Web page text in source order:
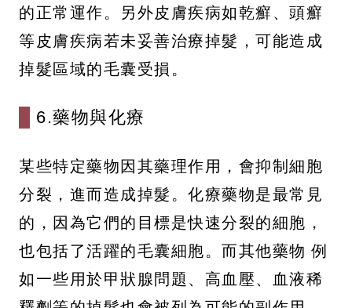
的正常運作。另外皮膚疾病如乾癬、頭癬
等皮膚疾病若未妥善治療掉髮，可能造成
掉髮區域的毛囊受損。
6.藥物與化療
某些特定藥物因其藥理作用，會抑制細胞
分裂，進而造成掉髮。化療藥物是最常見
的，因為它們的目標是快速分裂的細胞，
也包括了活躍的毛囊細胞。而其他藥物 例
如一些用於甲狀腺問題、高血壓、血液稀